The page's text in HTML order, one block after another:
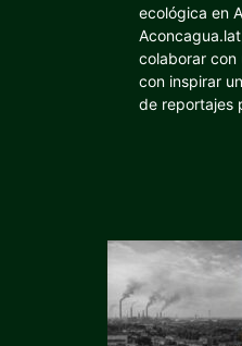
ecológica en
colaborar con
con inspirar
de reportajes